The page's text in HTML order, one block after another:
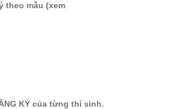
theo mẫu (xem
KÝ của từng thí sinh.